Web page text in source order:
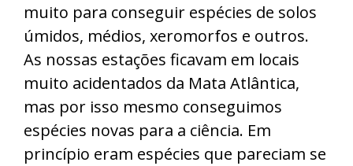
muito para conseguir espécies de solos
úmidos, médios, xeromorfos e outros.
As nossas estações ficavam em locais
muito acidentados da Mata Atlântica,
mas por isso mesmo conseguimos
espécies novas para a ciência. Em
princípio eram espécies que pareciam se